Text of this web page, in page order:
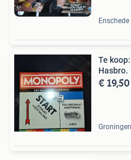
Enschede
Te
Hasbro.
€ 19,50
Groningen